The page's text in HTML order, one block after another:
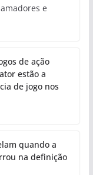
e
de ação
estão a
de jogo nos
quando a
na definição